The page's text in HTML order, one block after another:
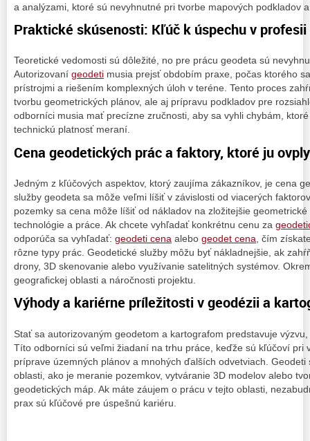
a analýzami, ktoré sú nevyhnutné pri tvorbe mapových podkladov
Praktické skúsenosti: Kľúč k úspechu v
Teoretické vedomosti sú dôležité, no pre prácu geodeta sú
Autorizovaní geodeti musia prejsť obdobím praxe, počas ktorého
prístrojmi a riešením komplexných úloh v teréne. Tento proces
tvorbu geometrických plánov, ale aj prípravu podkladov pre
odborníci musia mať precízne zručnosti, aby sa vyhli chybám,
technickú platnosť meraní.
Cena geodetických prác a faktory, ktoré ju
Jedným z kľúčových aspektov, ktorý zaujíma zákazníkov, je cena
služby geodeta sa môže veľmi líšiť v závislosti od viacerých
pozemky sa cena môže líšiť od nákladov na zložitejšie
technológie a práce. Ak chcete vyhľadať konkrétnu cenu za
odporúča sa vyhľadať: geodeti cena alebo geodet cena , čím
rôzne typy prác. Geodetické služby môžu byť nákladnejšie, ak
drony, 3D skenovanie alebo využívanie satelitných systémov.
geografickej oblasti a náročnosti projektu.
Výhody a kariérne príležitosti v geodézii a
Stať sa autorizovaným geodetom a kartografom predstavuje
Títo odborníci sú veľmi žiadaní na trhu práce, keďže sú kľúčoví pri
príprave územných plánov a mnohých ďalších odvetviach.
oblasti, ako je meranie pozemkov, vytváranie 3D modelov alebo
geodetických máp. Ak máte záujem o prácu v tejto oblasti,
prax sú kľúčové pre úspešnú kariéru.